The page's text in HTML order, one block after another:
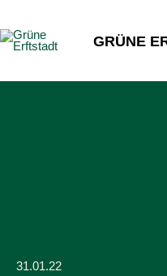
springen
GRÜNE
31.01.22